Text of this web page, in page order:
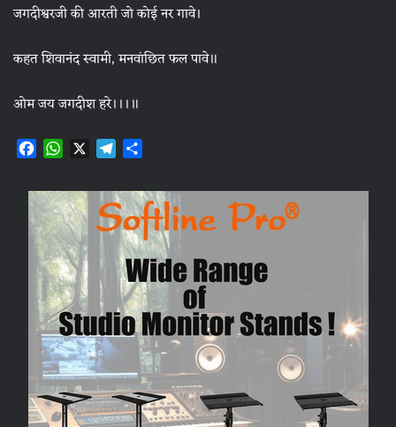
जगदीश्वरजी की आरती जो कोई नर गावे।
कहत शिवानंद स्वामी, मनवांछित फल पावे॥
ओम जय जगदीश हरे।।।॥
F
c
e
b
o
o
k
W
a
t
s
A
p
p
X T
l
e
g
r
a
m
a
r
e